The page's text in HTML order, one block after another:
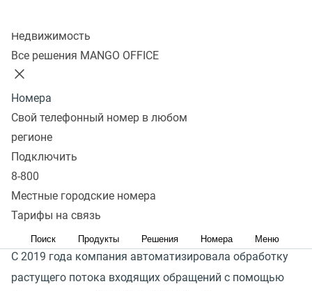
Недвижимость
Все решения MANGO OFFICE
Номера
Свой телефонный номер в любом
регионе
Подключить
8-800
Местные городские номера
Тарифы на связь
Поиск Продукты Решения Номера Меню
БЛАГОДАРЯ ОБЛАЧНЫМ
РЕШЕНИЯМ MANGO OFFICE
НАШИ КЛИЕНТЫ ПОВЫСИЛИ ЭФФЕКТИВНОСТЬ
СЕРВИСА ДОСТАВКИ
С 2019 года компания автоматизировала обработку
растущего потока входящих обращений с помощью